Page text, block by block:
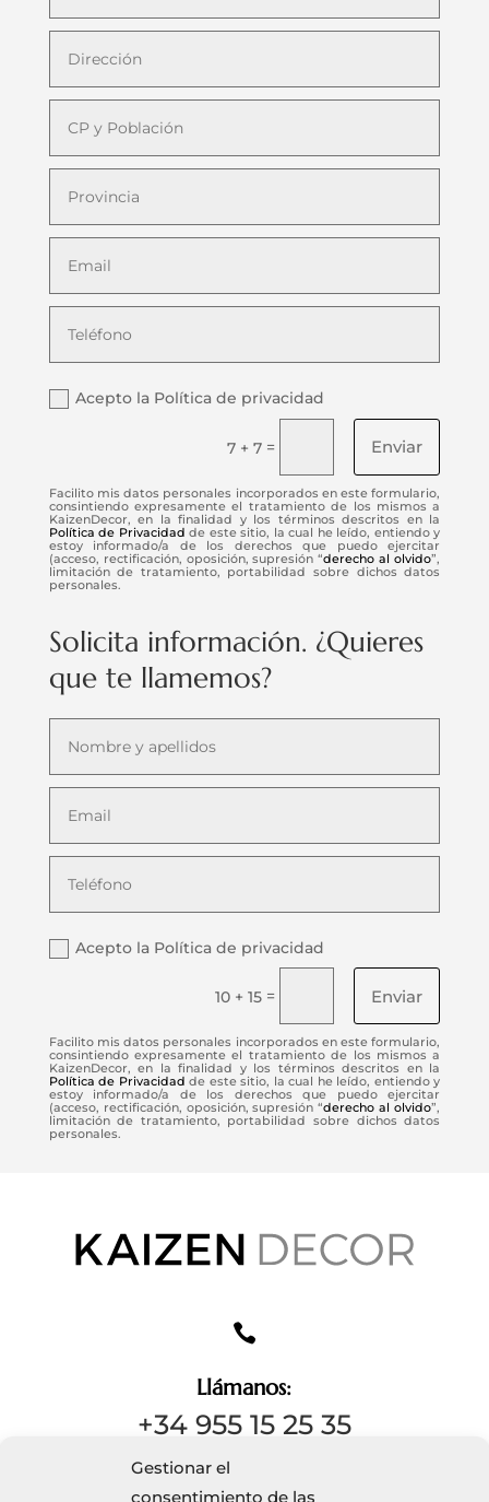
Gestionar el
consentimiento de las
Acepto la Política de privacidad
7 + 7 = Enviar
Facilito mis datos personales incorporados en este formulario,
consintiendo expresamente el tratamiento de los mismos a
KaizenDecor, en la finalidad y los términos descritos en la
Política de Privacidad de este sitio, la cual he leído, entiendo y
estoy informado/a de los derechos que puedo ejercitar
(acceso, rectificación, oposición, supresión “derecho al olvido”,
limitación de tratamiento, portabilidad sobre dichos datos
personales.
Solicita información. ¿Quieres
que te llamemos?
Acepto la Política de privacidad
10 + 15 = Enviar
Facilito mis datos personales incorporados en este formulario,
consintiendo expresamente el tratamiento de los mismos a
KaizenDecor, en la finalidad y los términos descritos en la
Política de Privacidad de este sitio, la cual he leído, entiendo y
estoy informado/a de los derechos que puedo ejercitar
(acceso, rectificación, oposición, supresión “derecho al olvido”,
limitación de tratamiento, portabilidad sobre dichos datos
personales.

Llámanos:
+34 955 15 25 35